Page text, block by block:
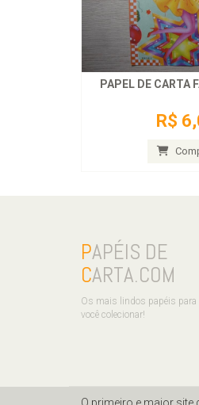
PAPEL DE CARTA
R$
PAPÉIS DE
CARTA.COM
Os mais lindos papéis para
você colecionar!